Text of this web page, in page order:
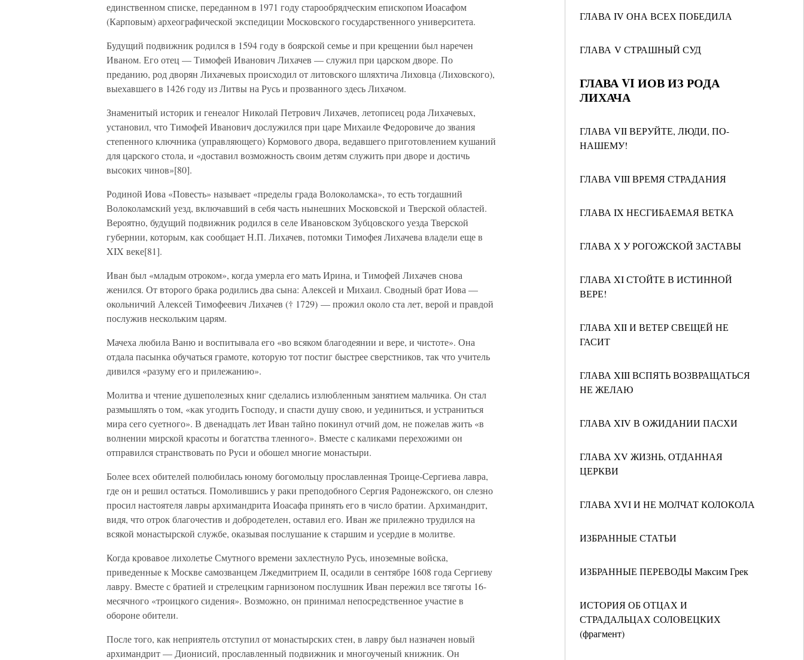
ГЛАВА IV ОНА ВСЕХ ПОБЕДИЛА
ГЛАВА V СТРАШНЫЙ СУД
ГЛАВА VI ИОВ ИЗ РОДА
ЛИХАЧА
ГЛАВА VII ВЕРУЙТЕ, ЛЮДИ, ПО-
НАШЕМУ!
ГЛАВА VIII ВРЕМЯ СТРАДАНИЯ
ГЛАВА IX НЕСГИБАЕМАЯ ВЕТКА
ГЛАВА Х У РОГОЖСКОЙ ЗАСТАВЫ
ГЛАВА XI СТОЙТЕ В ИСТИННОЙ
ВЕРЕ!
ГЛАВА XII И ВЕТЕР СВЕЩЕЙ НЕ
ГАСИТ
ГЛАВА XIII ВСПЯТЬ ВОЗВРАЩАТЬСЯ
НЕ ЖЕЛАЮ
ГЛАВА XIV В ОЖИДАНИИ ПАСХИ
ГЛАВА XV ЖИЗНЬ, ОТДАННАЯ
ЦЕРКВИ
ГЛАВА XVI И НЕ МОЛЧАТ КОЛОКОЛА
ИЗБРАННЫЕ СТАТЬИ
ИЗБРАННЫЕ ПЕРЕВОДЫ Максим Грек
ИСТОРИЯ ОБ ОТЦАХ И
СТРАДАЛЬЦАХ СОЛОВЕЦКИХ
(фрагмент)
единственном списке, переданном в 1971 году старообрядческим епископом Иоасафом
(Карповым) археографической экспедиции Московского государственного университета.
Будущий подвижник родился в 1594 году в боярской семье и при крещении был наречен
Иваном. Его отец — Тимофей Иванович Лихачев — служил при царском дворе. По
преданию, род дворян Лихачевых происходил от литовского шляхтича Лиховца (Лиховского),
выехавшего в 1426 году из Литвы на Русь и прозванного здесь Лихачом.
Знаменитый историк и генеалог Николай Петрович Лихачев, летописец рода Лихачевых,
установил, что Тимофей Иванович дослужился при царе Михаиле Федоровиче до звания
степенного ключника (управляющего) Кормового двора, ведавшего приготовлением кушаний
для царского стола, и «доставил возможность своим детям служить при дворе и достичь
высоких чинов»[80].
Родиной Иова «Повесть» называет «пределы града Волоколамска», то есть тогдашний
Волоколамский уезд, включавший в себя часть нынешних Московской и Тверской областей.
Вероятно, будущий подвижник родился в селе Ивановском Зубцовского уезда Тверской
губернии, которым, как сообщает Н.П. Лихачев, потомки Тимофея Лихачева владели еще в
XIX веке[81].
Иван был «младым отроком», когда умерла его мать Ирина, и Тимофей Лихачев снова
женился. От второго брака родились два сына: Алексей и Михаил. Сводный брат Иова —
окольничий Алексей Тимофеевич Лихачев († 1729) — прожил около ста лет, верой и правдой
послужив нескольким царям.
Мачеха любила Ваню и воспитывала его «во всяком благодеянии и вере, и чистоте». Она
отдала пасынка обучаться грамоте, которую тот постиг быстрее сверстников, так что учитель
дивился «разуму его и прилежанию».
Молитва и чтение душеполезных книг сделались излюбленным занятием мальчика. Он стал
размышлять о том, «как угодить Господу, и спасти душу свою, и уединиться, и устраниться
мира сего суетного». В двенадцать лет Иван тайно покинул отчий дом, не пожелав жить «в
волнении мирской красоты и богатства тленного». Вместе с каликами перехожими он
отправился странствовать по Руси и обошел многие монастыри.
Более всех обителей полюбилась юному богомольцу прославленная Троице-Сергиева лавра,
где он и решил остаться. Помолившись у раки преподобного Сергия Радонежского, он слезно
просил настоятеля лавры архимандрита Иоасафа принять его в число братии. Архимандрит,
видя, что отрок благочестив и добродетелен, оставил его. Иван же прилежно трудился на
всякой монастырской службе, оказывая послушание к старшим и усердие в молитве.
Когда кровавое лихолетье Смутного времени захлестнуло Русь, иноземные войска,
приведенные к Москве самозванцем Лжедмитрием II, осадили в сентябре 1608 года Сергиеву
лавру. Вместе с братией и стрелецким гарнизоном послушник Иван пережил все тяготы 16-
месячного «троицкого сидения». Возможно, он принимал непосредственное участие в
обороне обители.
После того, как неприятель отступил от монастырских стен, в лавру был назначен новый
архимандрит — Дионисий, прославленный подвижник и многоученый книжник. Он